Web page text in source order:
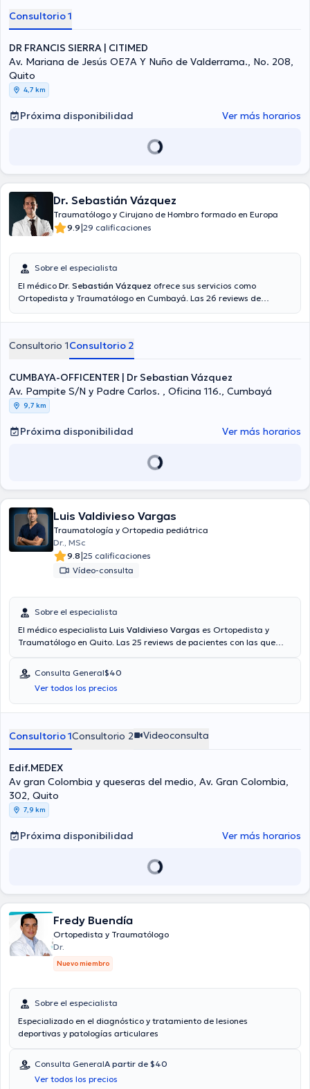
Consultorio 1
DR FRANCIS SIERRA | CITIMED
Av. Mariana de Jesús OE7A Y Nuño de Valderrama., No. 208,
Quito
4,7 km
Próxima disponibilidad Ver más horarios
Dr. Sebastián Vázquez
Traumatólogo y Cirujano de Hombro formado en Europa
9.9|29 calificaciones
Sobre el especialista
El médico Dr. Sebastián Vázquez ofrece sus servicios como
Ortopedista y Traumatólogo en Cumbayá. Las 26 reviews de
principalmente en Cirugía de hombro y codo, Fracturas,
Dr. acepta citas con las siguientes aseguradoras: Consulta privada,
Vía reembolso con cualquier aseguradora.
Consultorio 1Consultorio 2
CUMBAYA-OFFICENTER | Dr Sebastian Vázquez
Av. Pampite S/N y Padre Carlos. , Oficina 116., Cumbayá
9,7 km
Próxima disponibilidad Ver más horarios
Luis Valdivieso Vargas
Traumatología y Ortopedia pediátrica
Dr., MSc
9.8|25 calificaciones
Vídeo-consulta
Sobre el especialista
El médico especialista Luis Valdivieso Vargas es Ortopedista y
Traumatólogo en Quito. Las 25 reviews de pacientes con las que
de agendar una cita médica vía video-consulta. Aseguradoras
tales como Consulta privada, Vía reembolso con cualquier
aseguradora son aceptadas. El precio de la consulta con el médico
Luis Valdivieso Vargas es de $40.
Consulta General$40
Ver todos los precios
Consultorio 1Consultorio 2 Videoconsulta
Edif.MEDEX
Av gran Colombia y queseras del medio, Av. Gran Colombia,
302, Quito
7,9 km
Próxima disponibilidad Ver más horarios
Fredy Buendía
Ortopedista y Traumatólogo
Dr.
Nuevo miembro
Sobre el especialista
Especializado en el diagnóstico y tratamiento de lesiones
deportivas y patologías articulares
Consulta GeneralA partir de $40
Ver todos los precios